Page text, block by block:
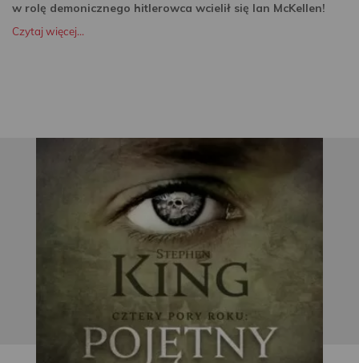
w rolę demonicznego hitlerowca wcielił się Ian McKellen!
Czytaj więcej...